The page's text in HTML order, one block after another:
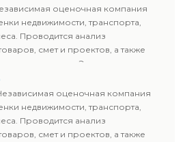
отчеты соответствуют
и используются для
и судебных процессов.
оценочная компания
недвижимости, транспорта,
Проводится анализ
смет и проектов, а также
Эксперты
имущества и
отчеты соответствуют
и используются для
и судебных процессов.
оценочная компания
недвижимости, транспорта,
Проводится анализ
смет и проектов, а также